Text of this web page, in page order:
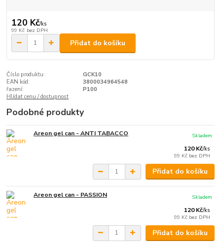
120 Kč/ks
99 Kč bez DPH
Přidat do košíku
Číslo produktu:
GCK10
EAN kód:
3800034964548
řazení:
P100
Hlídat cenu / dostupnost
Podobné produkty
Areon gel can - ANTI TABACCO
120 Kč/ks
99 Kč bez DPH
Skladem
Přidat do košíku
Areon gel can - PASSION
120 Kč/ks
99 Kč bez DPH
Skladem
Přidat do košíku